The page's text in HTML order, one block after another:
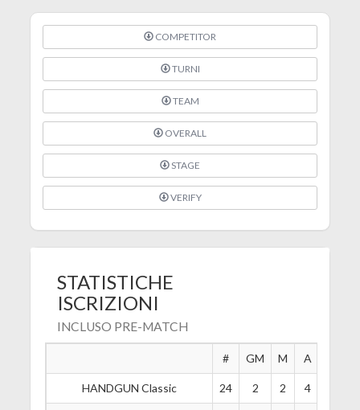
COMPETITOR
TURNI
TEAM
OVERALL
STAGE
VERIFY
STATISTICHE
ISCRIZIONI
INCLUSO PRE-MATCH
# GM M A
HANDGUN Classic 24 2 2 4